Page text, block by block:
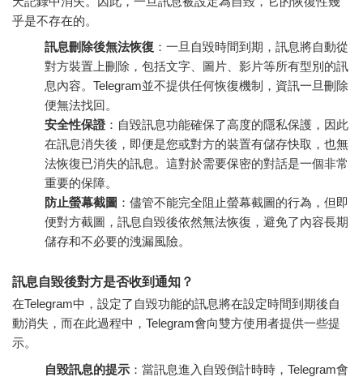
乎是不存在的。
訊息刪除後無法恢復 ：一旦自毀時間到期，訊息將自動從
對方裝置上刪除，包括文字、圖片、影片等所有型別的訊
息內容。Telegram並不提供任何恢復機制，資訊一旦刪除
便無法找回。
安全性保證 ：自毀訊息功能確保了高度的隱私保護，因此
在訊息消失後，即便是您或對方的裝置有儲存快取，也無
法恢復已消失的訊息。這對於需要保密的對話是一個非常
重要的保障。
防止螢幕截圖 ：儘管不能完全阻止螢幕截圖的行為，但即
便對方截圖，訊息自毀後依然無法恢復，避免了內容長期
儲存和不必要的洩漏風險。
訊息自毀後對方是否收到通知？
在Telegram中，設定了自毀功能的訊息將在設定時間到期後自
動消失，而在此過程中，Telegram會向雙方使用者提供一些提
示。
自毀訊息的提示 ：當訊息進入自毀倒計時時，Telegram會